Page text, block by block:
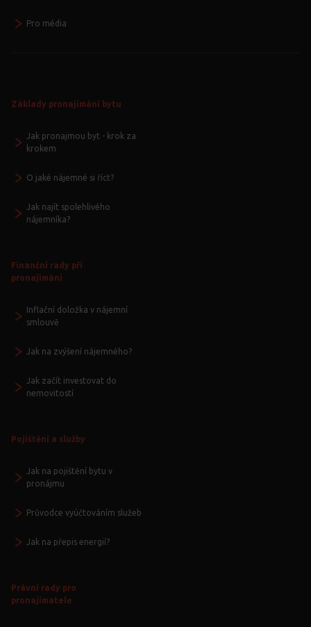
Pro média
Základy pronajímání bytu
Jak pronajmou byt - krok za
krokem
O jaké nájemné si říct?
Jak najít spolehlivého
nájemníka?
Finanční rady při
pronajímání
Inflační doložka v nájemní
smlouvě
Jak na zvýšení nájemného?
Jak začít investovat do
nemovitostí
Pojištění a služby
Jak na pojištění bytu v
pronájmu
Průvodce vyúčtováním služeb
Jak na přepis energií?
Právní rady pro
pronajímatele